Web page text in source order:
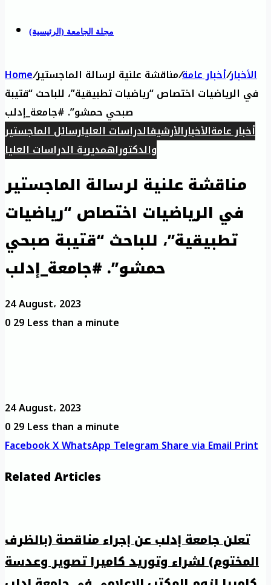
مجلة الجامعة (الرئيسية)
Home/ الأخبار/أخبار عامة/مناقشة علنية لرسالة الماجستير
في الرياضيات اختصاص “رياضيات تطبيقية”، للباحث “قتيبة
صبحي حمشو”. #جامعة_إدلب
أخبار عامةالأخبارالأرشيفالدراسات العليارسائل الماجستير
والدكتوراهمديرية الدراسات العليا
مناقشة علنية لرسالة الماجستير
في الرياضيات اختصاص “رياضيات
تطبيقية”، للباحث “قتيبة صبحي
حمشو”. #جامعة_إدلب
24 August، 2023
029Less than a minute
24 August، 2023
029Less than a minute
FacebookXWhatsAppTelegramShare via EmailPrint
Related Articles
تعلن جامعة إدلب عن إجراء مناقصة (بالظرف
المختوم) لشراء وتوريد كاميرا تصوير وعدسة